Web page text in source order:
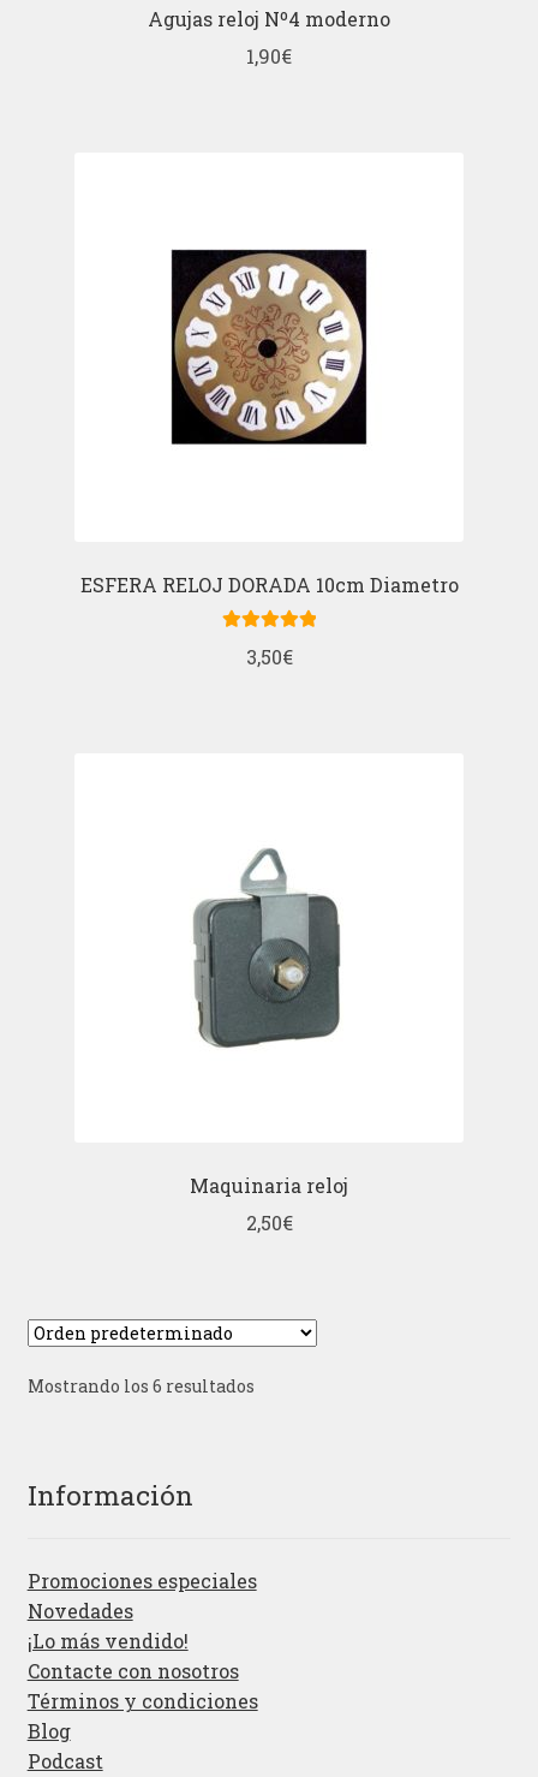
Agujas reloj Nº4 moderno
1,90€
ESFERA RELOJ DORADA 10cm Diametro
5.00
3,50€
Maquinaria reloj
2,50€
Mostrando los 6 resultados
Información
Promociones especiales
Novedades
¡Lo más vendido!
Contacte con nosotros
Términos y condiciones
Blog
Podcast